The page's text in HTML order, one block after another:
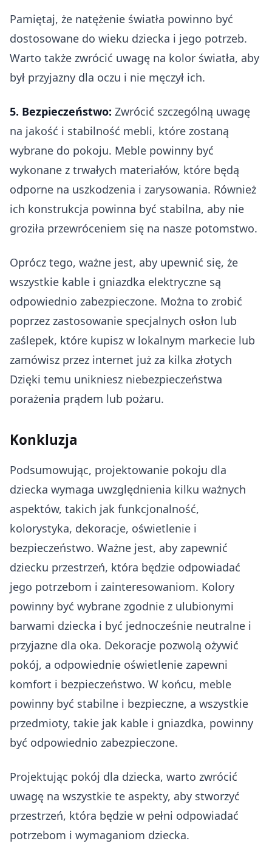
Pamiętaj, że natężenie światła powinno być
dostosowane do wieku dziecka i jego potrzeb.
Warto także zwrócić uwagę na kolor światła, aby
był przyjazny dla oczu i nie męczył ich.
5. Bezpieczeństwo: Zwrócić szczególną uwagę
na jakość i stabilność mebli, które zostaną
wybrane do pokoju. Meble powinny być
wykonane z trwałych materiałów, które będą
odporne na uszkodzenia i zarysowania. Również
ich konstrukcja powinna być stabilna, aby nie
groziła przewróceniem się na nasze potomstwo.
Oprócz tego, ważne jest, aby upewnić się, że
wszystkie kable i gniazdka elektryczne są
odpowiednio zabezpieczone. Można to zrobić
poprzez zastosowanie specjalnych osłon lub
zaślepek, które kupisz w lokalnym markecie lub
zamówisz przez internet już za kilka złotych
Dzięki temu unikniesz niebezpieczeństwa
porażenia prądem lub pożaru.
Konkluzja
Podsumowując, projektowanie pokoju dla
dziecka wymaga uwzględnienia kilku ważnych
aspektów, takich jak funkcjonalność,
kolorystyka, dekoracje, oświetlenie i
bezpieczeństwo. Ważne jest, aby zapewnić
dziecku przestrzeń, która będzie odpowiadać
jego potrzebom i zainteresowaniom. Kolory
powinny być wybrane zgodnie z ulubionymi
barwami dziecka i być jednocześnie neutralne i
przyjazne dla oka. Dekoracje pozwolą ożywić
pokój, a odpowiednie oświetlenie zapewni
komfort i bezpieczeństwo. W końcu, meble
powinny być stabilne i bezpieczne, a wszystkie
przedmioty, takie jak kable i gniazdka, powinny
być odpowiednio zabezpieczone.
Projektując pokój dla dziecka, warto zwrócić
uwagę na wszystkie te aspekty, aby stworzyć
przestrzeń, która będzie w pełni odpowiadać
potrzebom i wymaganiom dziecka.